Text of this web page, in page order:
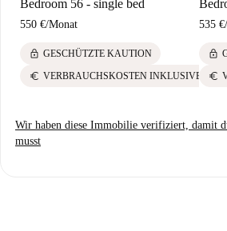
Bedroom 56 - single bed
550 €/Monat
lock GESCHÜTZTE KAUTION
euro VERBRAUCHSKOSTEN INKLUSIVE
535 €/
lock
euro
Wir haben diese Immobilie verifiziert, damit
musst